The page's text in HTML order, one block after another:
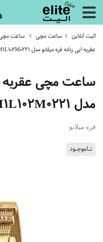
الیت آنلاین ساعت مچی ساعت مچی
عقربه ایی زنانه فره میلانو مدل FM1L102M0221
ساعت مچی عقربه
مدل FM1L102M0221
فره میلانو
نـاموجـود